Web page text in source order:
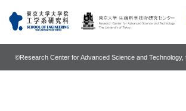
©Research Center for Advanced Science and